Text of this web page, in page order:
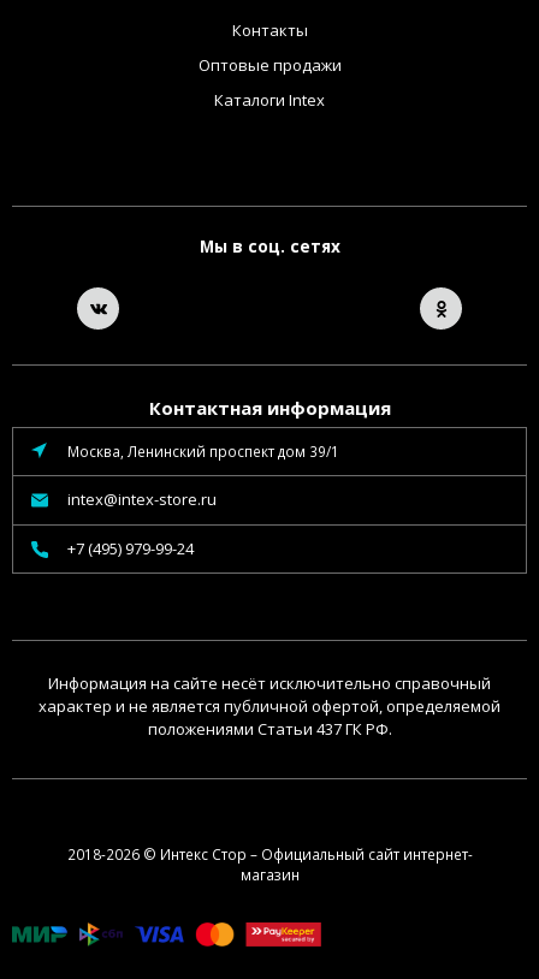
Контакты
Оптовые продажи
Каталоги Intex
Мы в соц. сетях
Контактная информация
Москва, Ленинский проспект дом 39/1
intex@intex-store.ru
+7 (495) 979-99-24
Информация на сайте несёт исключительно справочный
характер и не является публичной офертой, определяемой
положениями Статьи 437 ГК РФ.
2018-2026 © Интекс Стор – Официальный сайт интернет-
магазин